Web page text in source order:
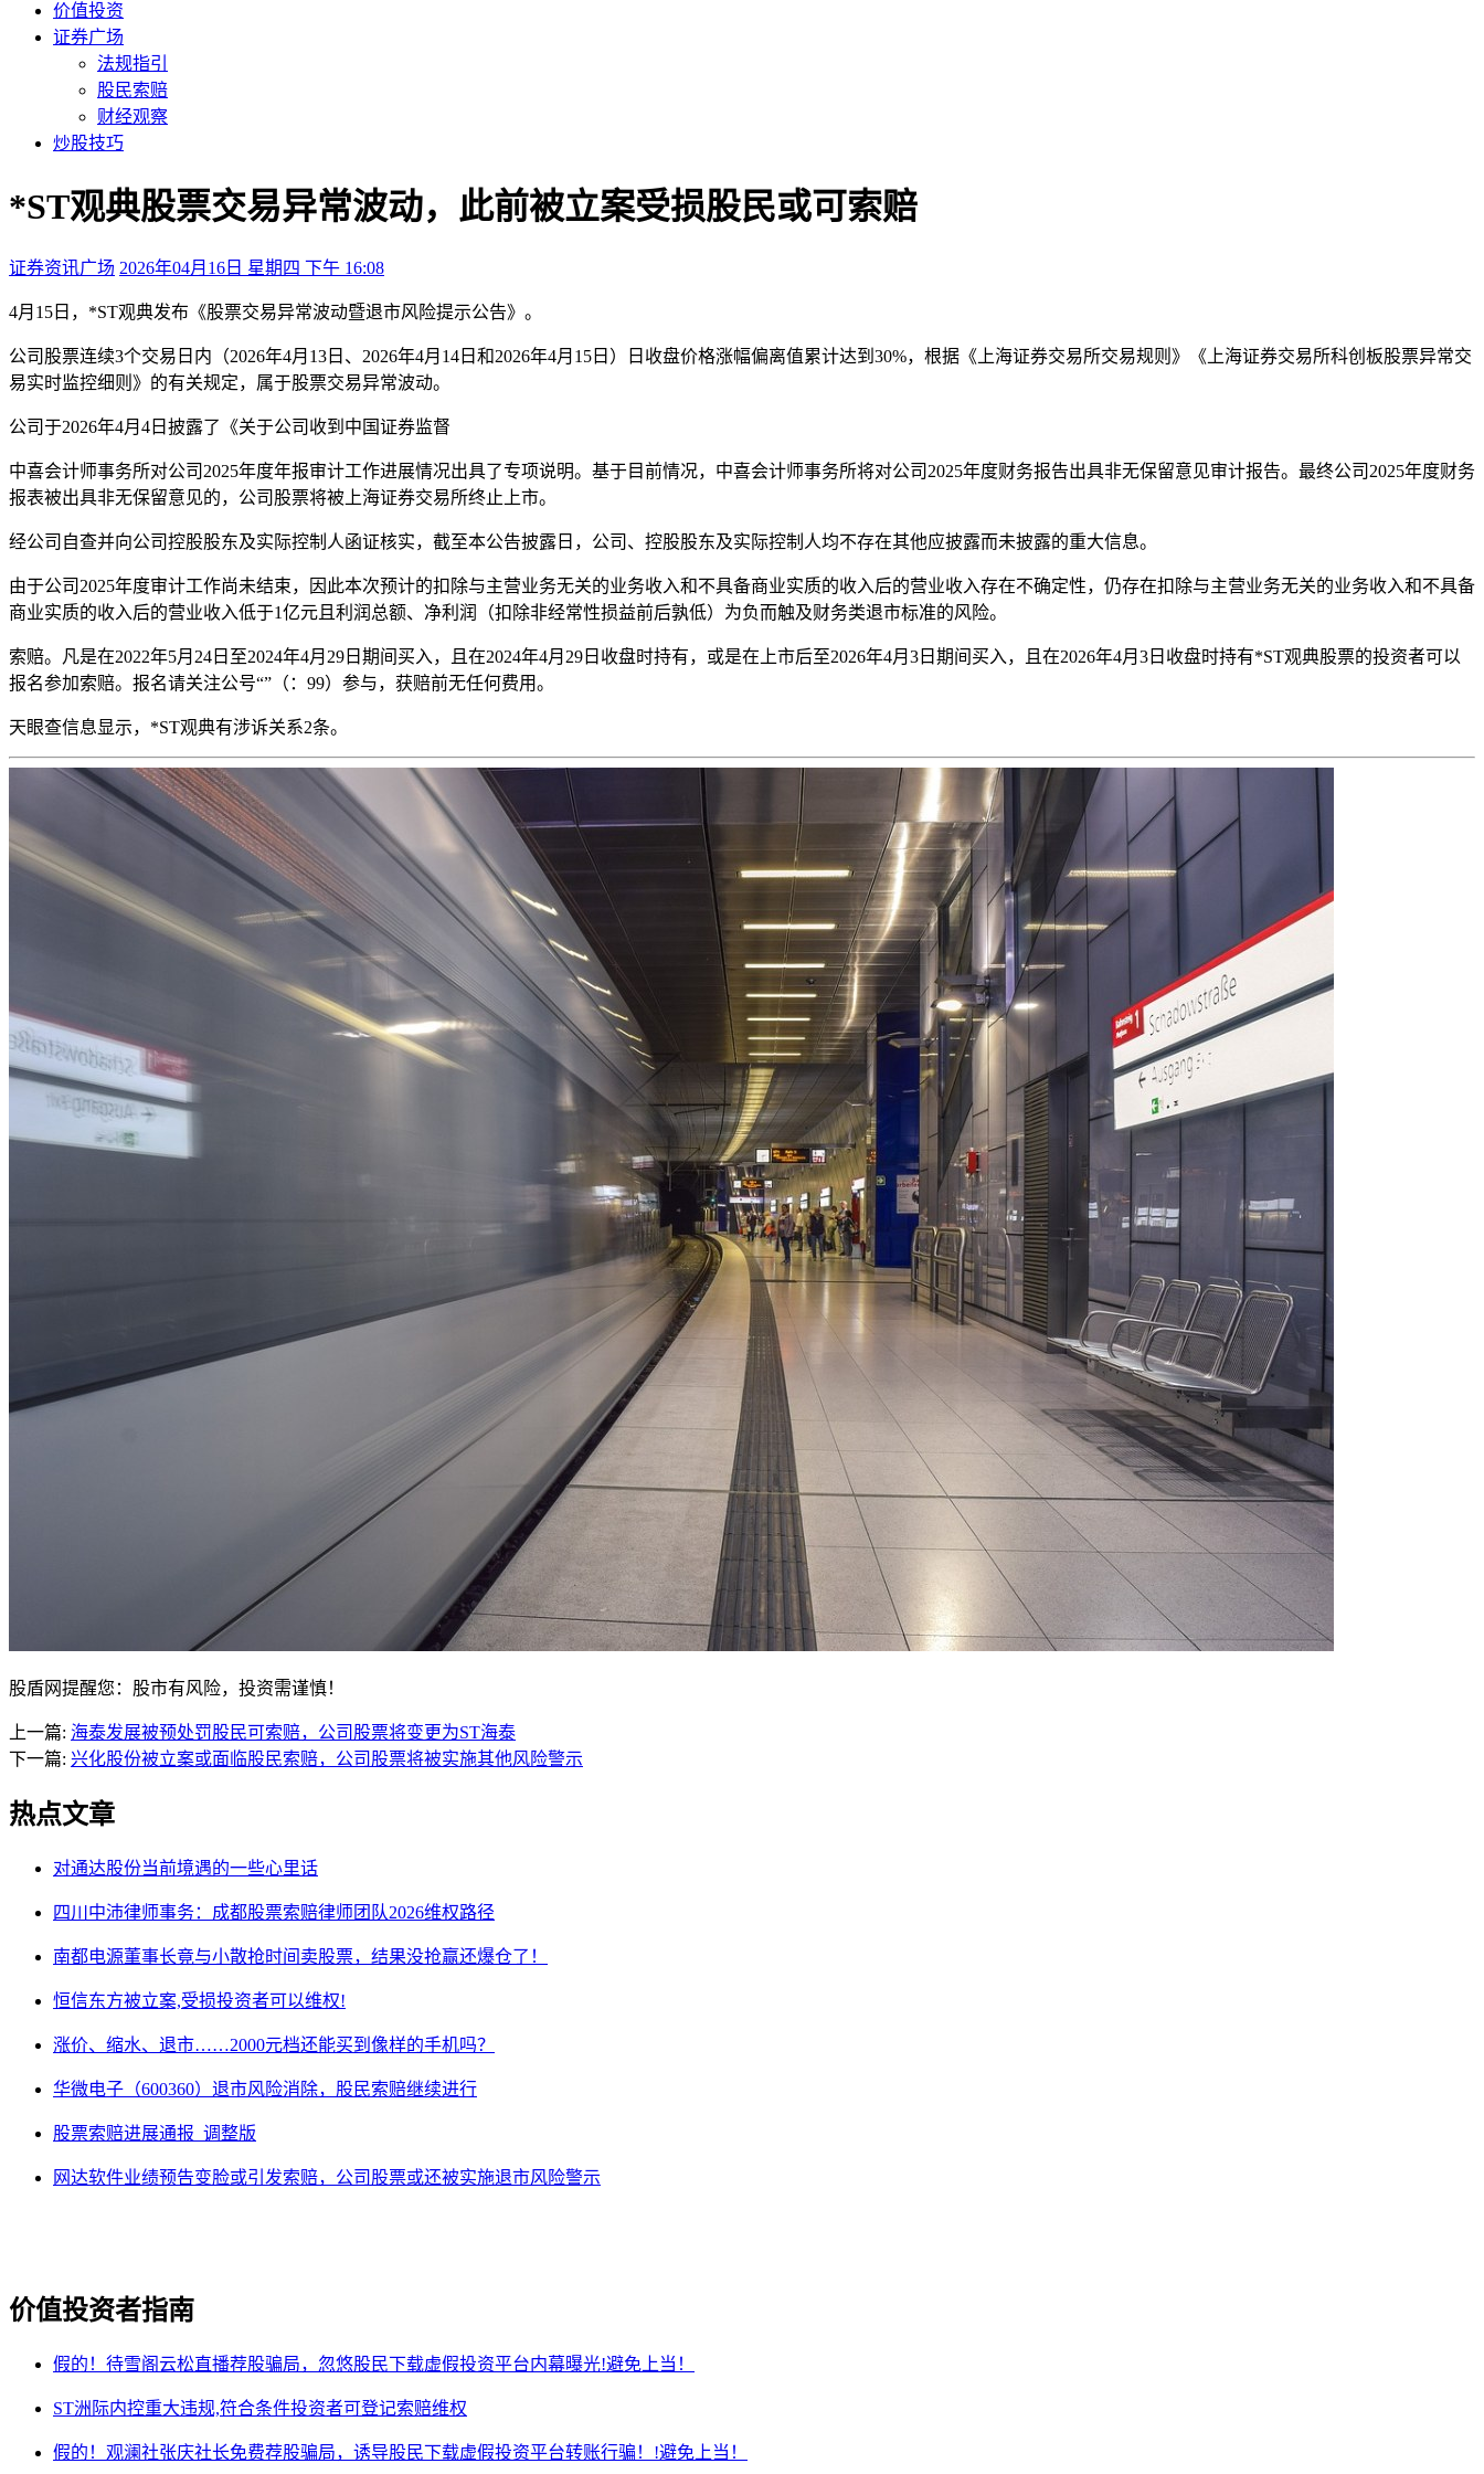
价值投资
证券广场
法规指引
股民索赔
财经观察
炒股技巧
*ST观典股票交易异常波动，此前被立案受损股民或可索赔
证券资讯广场 2026年04月16日 星期四 下午 16:08
4月15日，*ST观典发布《股票交易异常波动暨退市风险提示公告》。
公司股票连续3个交易日内（2026年4月13日、2026年4月14日和2026年4月15日）日收盘价格涨幅偏离值累计达到30%，根据《上海证券交易所交易规则》《上海证券交易所科创板股票异常交
易实时监控细则》的有关规定，属于股票交易异常波动。
公司于2026年4月4日披露了《关于公司收到中国证券监督
中喜会计师事务所对公司2025年度年报审计工作进展情况出具了专项说明。基于目前情况，中喜会计师事务所将对公司2025年度财务报告出具非无保留意见审计报告。最终公司2025年度财务
报表被出具非无保留意见的，公司股票将被上海证券交易所终止上市。
经公司自查并向公司控股股东及实际控制人函证核实，截至本公告披露日，公司、控股股东及实际控制人均不存在其他应披露而未披露的重大信息。
由于公司2025年度审计工作尚未结束，因此本次预计的扣除与主营业务无关的业务收入和不具备商业实质的收入后的营业收入存在不确定性，仍存在扣除与主营业务无关的业务收入和不具备
商业实质的收入后的营业收入低于1亿元且利润总额、净利润（扣除非经常性损益前后孰低）为负而触及财务类退市标准的风险。
索赔。凡是在2022年5月24日至2024年4月29日期间买入，且在2024年4月29日收盘时持有，或是在上市后至2026年4月3日期间买入，且在2026年4月3日收盘时持有*ST观典股票的投资者可以
报名参加索赔。报名请关注公号“”（：99）参与，获赔前无任何费用。
天眼查信息显示，*ST观典有涉诉关系2条。
股盾网提醒您：股市有风险，投资需谨慎！
上一篇: 海泰发展被预处罚股民可索赔，公司股票将变更为ST海泰
下一篇: 兴化股份被立案或面临股民索赔，公司股票将被实施其他风险警示
热点文章
对通达股份当前境遇的一些心里话
四川中沛律师事务：成都股票索赔律师团队2026维权路径
南都电源董事长竟与小散抢时间卖股票，结果没抢赢还爆仓了！
恒信东方被立案,受损投资者可以维权!
涨价、缩水、退市……2000元档还能买到像样的手机吗？
华微电子（600360）退市风险消除，股民索赔继续进行
股票索赔进展通报_调整版
网达软件业绩预告变脸或引发索赔，公司股票或还被实施退市风险警示
价值投资者指南
假的！待雪阁云松直播荐股骗局，忽悠股民下载虚假投资平台内幕曝光!避免上当！
ST洲际内控重大违规,符合条件投资者可登记索赔维权
假的！观澜社张庆社长免费荐股骗局，诱导股民下载虚假投资平台转账行骗！!避免上当！